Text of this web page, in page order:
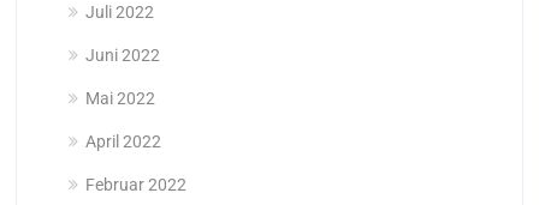
Juli 2022
Juni 2022
Mai 2022
April 2022
Februar 2022